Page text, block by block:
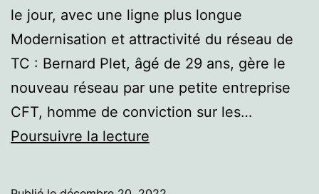
le jour, avec une ligne plus longue
Modernisation et attractivité du réseau de
TC : Bernard Plet, âgé de 29 ans, gère le
nouveau réseau par une petite entreprise
CFT, homme de conviction sur les…
Poursuivre la lecture